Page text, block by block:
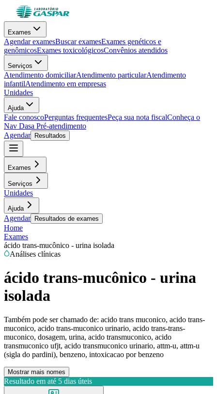
Exames
Agendar examesBuscar examesExames genéticos e
genômicosExames toxicológicosConvênios atendidos
Serviços
Atendimento domiciliarAtendimento particularAtendimento
infantilAtendimento em empresas
Unidades
Ajuda
Fale conoscoPerguntas frequentesPeça sua nota fiscalConheça o
Nav Dasa Pré-atendimento
Agendar
Resultados
Exames
Serviços
Unidades
Ajuda
Agendar Resultados de exames
Home
Exames
ácido trans-mucônico - urina isolada
Análises clínicas
ácido trans-mucônico - urina
isolada
Também pode ser chamado de: acido trans muconico, acido trans-
muconico, acido trans-muconico urinario, acido trans-trans-
muconico, dosagem, urina, acido transmuconico, acido
transmuconico ufjt, acido transmuconico urinario, attm-u, attm-u
(sigla do pardini), benzeno, intoxicacao por benzeno
Mostrar mais nomes
Resultado em até 5 dias úteis